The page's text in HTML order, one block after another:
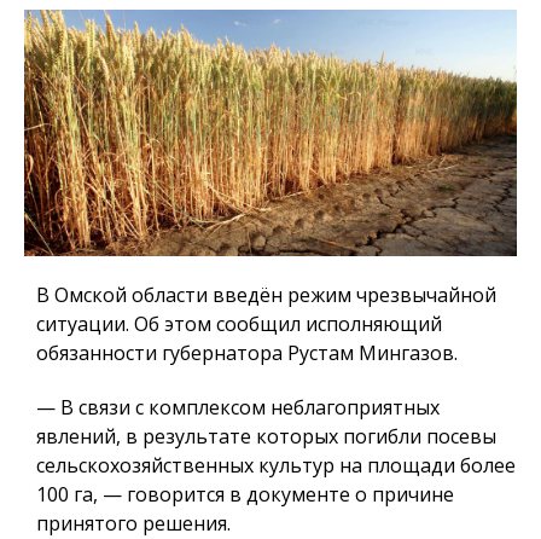
В Омской области введён режим чрезвычайной
ситуации. Об этом сообщил исполняющий
обязанности губернатора Рустам Мингазов.
— В связи с комплексом неблагоприятных
явлений, в результате которых погибли посевы
сельскохозяйственных культур на площади более
100 га, — говорится в документе о причине
принятого решения.